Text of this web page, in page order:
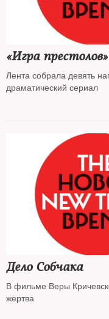
«Игра
Лента собрала девять
драматический сериал
Дело Собчака
В фильме Веры Кричевской и
жертва